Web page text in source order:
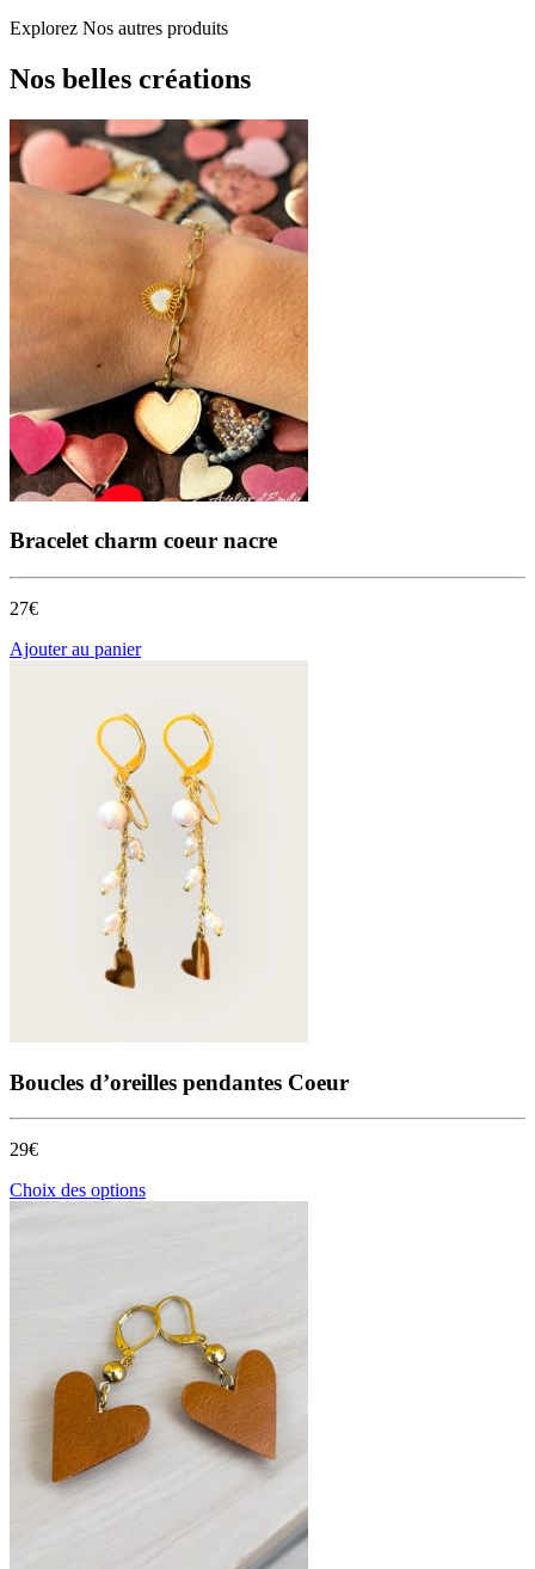
Explorez Nos autres produits
Nos belles créations
Bracelet charm coeur nacre
27€
Ajouter au panier
Boucles d’oreilles pendantes Coeur
29€
Choix des optionsCe
Les
options
peuvent
choisies
sur
la